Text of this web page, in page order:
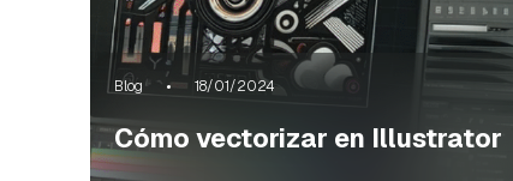
Blog 18/01/2024
Cómo vectorizar en Illustrator